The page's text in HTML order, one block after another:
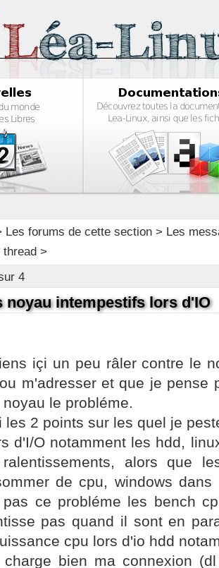
Les forums de cette section> Les
thread >
4
noyau intempestifs lors d'IO
içi un peu râler contre le
m'adresser et que je pense
noyau le probléme.
les 2 points sur les quel je
d'I/O notamment les hdd,
alors que
de cpu, windows
pas ce probléme les bench
pas quand il sont en
cpu lors d'io hdd
bien ma connexion